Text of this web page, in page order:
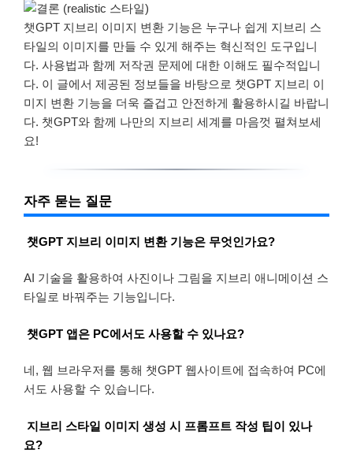
챗GPT 지브리 이미지 변환 기능은 누구나 쉽게 지브리 스
타일의 이미지를 만들 수 있게 해주는 혁신적인 도구입니
다. 사용법과 함께 저작권 문제에 대한 이해도 필수적입니
다. 이 글에서 제공된 정보들을 바탕으로 챗GPT 지브리 이
미지 변환 기능을 더욱 즐겁고 안전하게 활용하시길 바랍니
다. 챗GPT와 함께 나만의 지브리 세계를 마음껏 펼쳐보세
요!
자주 묻는 질문
챗GPT 지브리 이미지 변환 기능은 무엇인가요?
AI 기술을 활용하여 사진이나 그림을 지브리 애니메이션 스
타일로 바꿔주는 기능입니다.
챗GPT 앱은 PC에서도 사용할 수 있나요?
네, 웹 브라우저를 통해 챗GPT 웹사이트에 접속하여 PC에
서도 사용할 수 있습니다.
지브리 스타일 이미지 생성 시 프롬프트 작성 팁이 있나
요?